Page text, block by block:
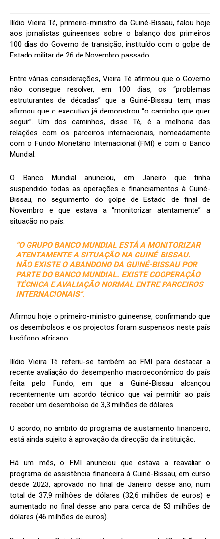
Ilídio Vieira Té, primeiro-ministro da Guiné-Bissau, falou hoje
aos jornalistas guineenses sobre o balanço dos primeiros
100 dias do Governo de transição, instituído com o golpe de
Estado militar de 26 de Novembro passado.
Entre várias considerações, Vieira Té afirmou que o Governo
não consegue resolver, em 100 dias, os “problemas
estruturantes de décadas” que a Guiné-Bissau tem, mas
afirmou que o executivo já demonstrou “o caminho que quer
seguir”. Um dos caminhos, disse Té, é a melhoria das
relações com os parceiros internacionais, nomeadamente
com o Fundo Monetário Internacional (FMI) e com o Banco
Mundial.
O Banco Mundial anunciou, em Janeiro que tinha
suspendido todas as operações e financiamentos à Guiné-
Bissau, no seguimento do golpe de Estado de final de
Novembro e que estava a “monitorizar atentamente” a
situação no país.
“O GRUPO BANCO MUNDIAL ESTÁ A MONITORIZAR
ATENTAMENTE A SITUAÇÃO NA GUINÉ-BISSAU.
NÃO EXISTE O ABANDONO DA GUINÉ-BISSAU POR
PARTE DO BANCO MUNDIAL. EXISTE COOPERAÇÃO
TÉCNICA E AVALIAÇÃO NORMAL ENTRE PARCEIROS
INTERNACIONAIS”.
Afirmou hoje o primeiro-ministro guineense, confirmando que
os desembolsos e os projectos foram suspensos neste país
lusófono africano.
Ilídio Vieira Té referiu-se também ao FMI para destacar a
recente avaliação do desempenho macroeconómico do país
feita pelo Fundo, em que a Guiné-Bissau alcançou
recentemente um acordo técnico que vai permitir ao país
receber um desembolso de 3,3 milhões de dólares.
O acordo, no âmbito do programa de ajustamento financeiro,
está ainda sujeito à aprovação da direcção da instituição.
Há um mês, o FMI anunciou que estava a reavaliar o
programa de assistência financeira à Guiné-Bissau, em curso
desde 2023, aprovado no final de Janeiro desse ano, num
total de 37,9 milhões de dólares (32,6 milhões de euros) e
aumentado no final desse ano para cerca de 53 milhões de
dólares (46 milhões de euros).